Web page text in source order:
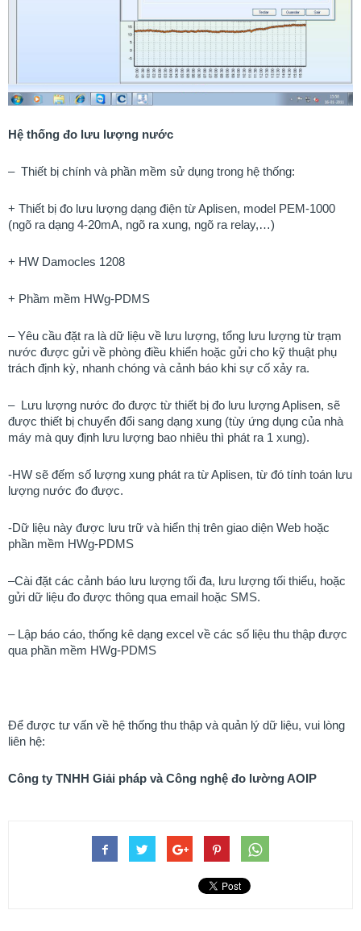
Hệ thống đo lưu lượng nước
– Thiết bị chính và phần mềm sử dụng trong hệ thống:
+ Thiết bị đo lưu lượng dạng điện từ Aplisen, model PEM-1000
(ngõ ra dạng 4-20mA, ngõ ra xung, ngõ ra relay,…)
+ HW Damocles 1208
+ Phầm mềm HWg-PDMS
– Yêu cầu đặt ra là dữ liệu về lưu lượng, tổng lưu lượng từ trạm
nước được gửi về phòng điều khiển hoặc gửi cho kỹ thuật phụ
trách định kỳ, nhanh chóng và cảnh báo khi sự cố xảy ra.
– Lưu lượng nước đo được từ thiết bị đo lưu lượng Aplisen, sẽ
được thiết bị chuyển đổi sang dạng xung (tùy ứng dụng của nhà
máy mà quy định lưu lượng bao nhiêu thì phát ra 1 xung).
-HW sẽ đếm số lượng xung phát ra từ Aplisen, từ đó tính toán lưu
lượng nước đo được.
-Dữ liệu này được lưu trữ và hiển thị trên giao diện Web hoặc
phần mềm HWg-PDMS
–Cài đặt các cảnh báo lưu lượng tối đa, lưu lượng tối thiểu, hoặc
gửi dữ liệu đo được thông qua email hoặc SMS.
– Lập báo cáo, thống kê dạng excel về các số liệu thu thập được
qua phần mềm HWg-PDMS
Để được tư vấn về hệ thống thu thập và quản lý dữ liệu, vui lòng
liên hệ:
Công ty TNHH Giải pháp và Công nghệ đo lường AOIP